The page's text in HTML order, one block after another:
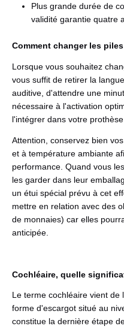
Plus grande durée de
validité garantie quatre
Comment changer les
Lorsque vous souhaitez
vous suffit de retirer la
auditive, d'attendre une
nécessaire à l'activation
l'intégrer dans votre
Attention, conservez bien
et à température ambiante
performance. Quand vous
les garder dans leur
un étui spécial prévu à cet
mettre en relation avec des
de monnaies) car elles
anticipée.
Cochléaire, quelle
Le terme cochléaire vient de
forme d'escargot situé au
constitue la dernière étape